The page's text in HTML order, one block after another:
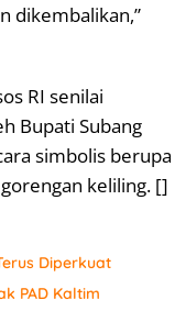
dikembalikan,”
RI senilai
Bupati Subang
simbolis berupa
keliling. []
Diperkuat
PAD Kaltim